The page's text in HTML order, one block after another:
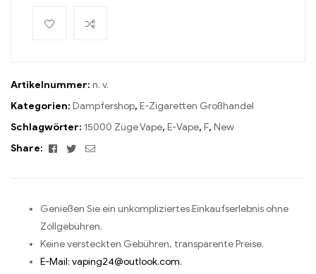
Artikelnummer: n. v.
Kategorien: Dampfershop, E-Zigaretten Großhandel
Schlagwörter: 15000 Züge Vape, E-Vape, F, New
Share:
Facebook
TwitterEmail
Genießen Sie ein unkompliziertes Einkaufserlebnis ohne
Zollgebühren.
Keine versteckten Gebühren, transparente Preise.
E-Mail: vaping24@outlook.com.